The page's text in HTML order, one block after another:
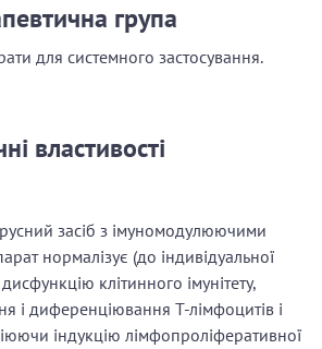
група
для системного застосування.
властивості
засіб з імуномодулюючими
нормалізує (до індивідуальної
клітинного імунітету,
і диференціювання Т-лімфоцитів і
індукцію лімфопроліферативної